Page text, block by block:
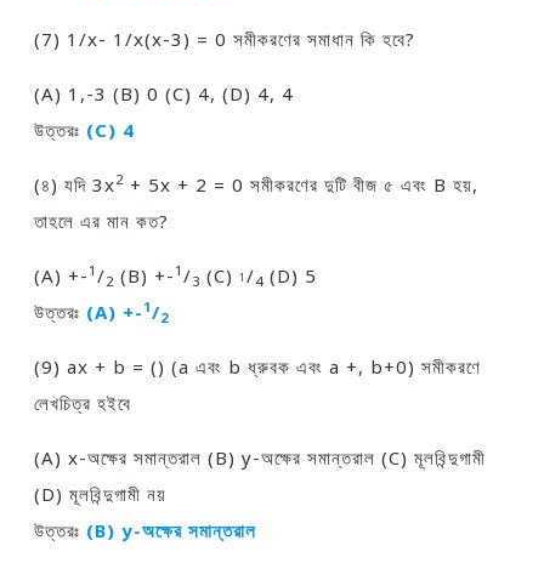
(7) 1/x- 1/x(x-3) = 0 সমীকরণের সমাধান কি হবে?
(A) 1,-3 (B) 0 (C) 4, (D) 4, 4
উত্তরঃ (C) 4
(৪) যদি 3x2 + 5x + 2 = 0 সমীকরণের দুটি বীজ ৫ এবং B হয়,
তাহলে এর মান কত?
(A) +- 1 /2 (B) +- 1 /3 (C) 1 /4 (D) 5
উত্তরঃ (A) +- 1/2
(9) ax + b = () (a এবং b ধ্রুবক এবং a +, b+0) সমীকরণে
লেখচিত্র হইবে
(A) x-অক্ষের সমান্তরাল (B) y-অক্ষের সমান্তরাল (C) মূলবিন্দুগামী
(D) মূলবিন্দুগামী নয়
উত্তরঃ (B) y-অক্ষের সমান্তরাল